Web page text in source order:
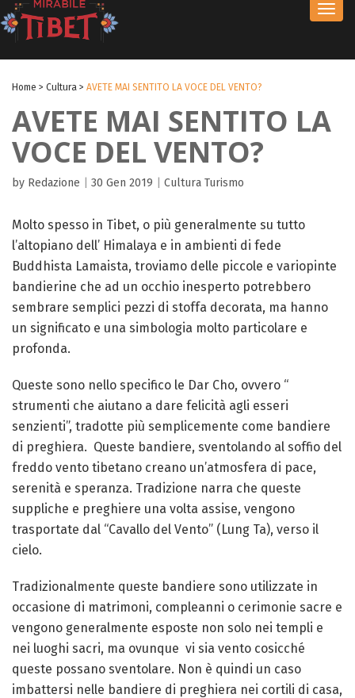
Home > Cultura > AVETE MAI SENTITO LA VOCE DEL VENTO?
AVETE MAI SENTITO LA
VOCE DEL VENTO?
by Redazione 30 Gen 2019 Cultura Turismo
Molto spesso in Tibet, o più generalmente su tutto
l’altopiano dell’ Himalaya e in ambienti di fede
Buddhista Lamaista, troviamo delle piccole e variopinte
bandierine che ad un occhio inesperto potrebbero
sembrare semplici pezzi di stoffa decorata, ma hanno
un significato e una simbologia molto particolare e
profonda.
Queste sono nello specifico le Dar Cho, ovvero “
strumenti che aiutano a dare felicità agli esseri
senzienti”, tradotte più semplicemente come bandiere
di preghiera. Queste bandiere, sventolando al soffio del
freddo vento tibetano creano un’atmosfera di pace,
serenità e speranza. Tradizione narra che queste
suppliche e preghiere una volta assise, vengono
trasportate dal “Cavallo del Vento” (Lung Ta), verso il
cielo.
Tradizionalmente queste bandiere sono utilizzate in
occasione di matrimoni, compleanni o cerimonie sacre e
vengono generalmente esposte non solo nei templi e
nei luoghi sacri, ma ovunque vi sia vento cosicché
queste possano sventolare. Non è quindi un caso
imbattersi nelle bandiere di preghiera nei cortili di casa,